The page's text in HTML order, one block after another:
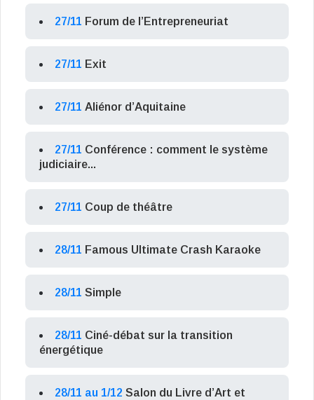
27/11 Forum de l’Entrepreneuriat
27/11 Exit
27/11 Aliénor d’Aquitaine
27/11 Conférence : comment le système
judiciaire...
27/11 Coup de théâtre
28/11 Famous Ultimate Crash Karaoke
28/11 Simple
28/11 Ciné-débat sur la transition
énergétique
28/11 au 1/12 Salon du Livre d’Art et